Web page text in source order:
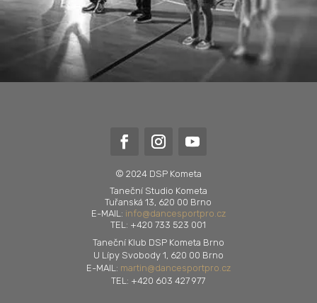
© 2024 DSP Kometa
Taneční Studio Kometa
Tuřanská 13, 620 00 Brno
E-MAIL: info@dancesportpro.cz
TEL: +420 733 523 001
Taneční Klub DSP Kometa Brno
U Lípy Svobody 1, 620 00 Brno
E-MAIL: martin@dancesportpro.cz
TEL: +420 603 427 977